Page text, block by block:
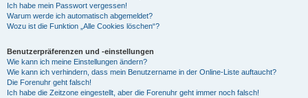
Ich habe mein Passwort vergessen!
Warum werde ich automatisch abgemeldet?
Wozu ist die Funktion „Alle Cookies löschen“?
Benutzerpräferenzen und -einstellungen
Wie kann ich meine Einstellungen ändern?
Wie kann ich verhindern, dass mein Benutzername in der Online-Liste auftaucht?
Die Forenuhr geht falsch!
Ich habe die Zeitzone eingestellt, aber die Forenuhr geht immer noch falsch!